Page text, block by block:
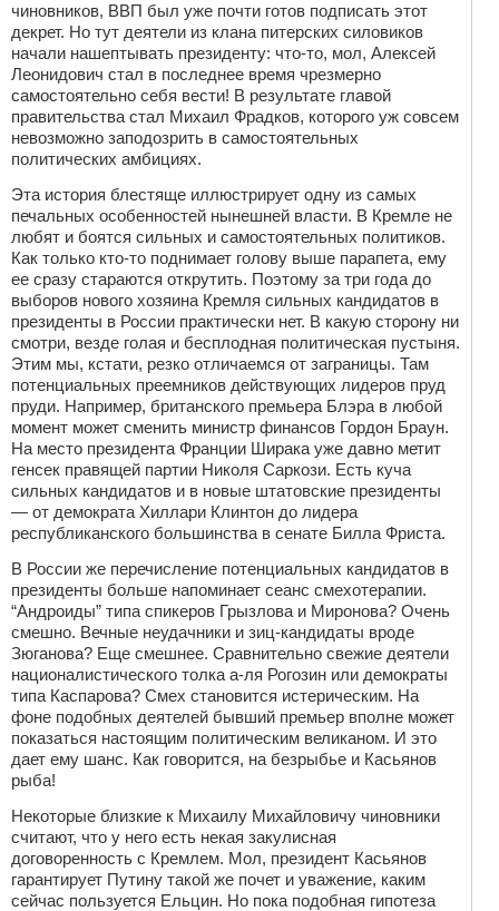
чиновников, ВВП был уже почти готов подписать этот
декрет. Но тут деятели из клана питерских силовиков
начали нашептывать президенту: что-то, мол, Алексей
Леонидович стал в последнее время чрезмерно
самостоятельно себя вести! В результате главой
правительства стал Михаил Фрадков, которого уж совсем
невозможно заподозрить в самостоятельных
политических амбициях.
Эта история блестяще иллюстрирует одну из самых
печальных особенностей нынешней власти. В Кремле не
любят и боятся сильных и самостоятельных политиков.
Как только кто-то поднимает голову выше парапета, ему
ее сразу стараются открутить. Поэтому за три года до
выборов нового хозяина Кремля сильных кандидатов в
президенты в России практически нет. В какую сторону ни
смотри, везде голая и бесплодная политическая пустыня.
Этим мы, кстати, резко отличаемся от заграницы. Там
потенциальных преемников действующих лидеров пруд
пруди. Например, британского премьера Блэра в любой
момент может сменить министр финансов Гордон Браун.
На место президента Франции Ширака уже давно метит
генсек правящей партии Николя Саркози. Есть куча
сильных кандидатов и в новые штатовские президенты
— от демократа Хиллари Клинтон до лидера
республиканского большинства в сенате Билла Фриста.
В России же перечисление потенциальных кандидатов в
президенты больше напоминает сеанс смехотерапии.
“Андроиды” типа спикеров Грызлова и Миронова? Очень
смешно. Вечные неудачники и зиц-кандидаты вроде
Зюганова? Еще смешнее. Сравнительно свежие деятели
националистического толка а-ля Рогозин или демократы
типа Каспарова? Смех становится истерическим. На
фоне подобных деятелей бывший премьер вполне может
показаться настоящим политическим великаном. И это
дает ему шанс. Как говорится, на безрыбье и Касьянов
рыба!
Некоторые близкие к Михаилу Михайловичу чиновники
считают, что у него есть некая закулисная
договоренность с Кремлем. Мол, президент Касьянов
гарантирует Путину такой же почет и уважение, каким
сейчас пользуется Ельцин. Но пока подобная гипотеза